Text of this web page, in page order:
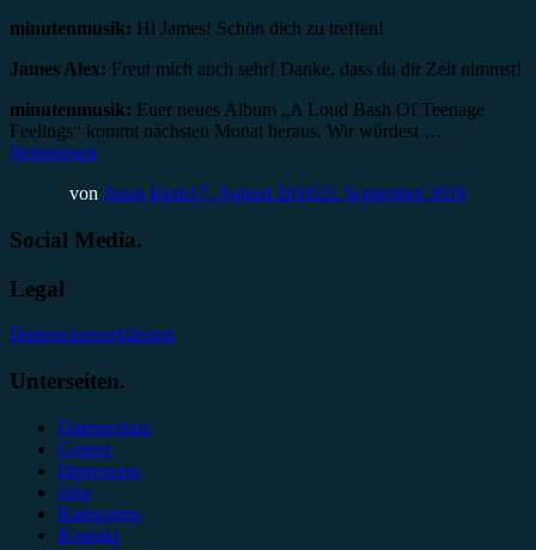
minutenmusik: Hi James! Schön dich zu treffen!
James Alex: Freut mich auch sehr! Danke, dass du dir Zeit nimmst!
minutenmusik: Euer neues Album „A Loud Bash Of Teenage
Feelings“ kommt nächsten Monat heraus. Wir würdest …
Weiterlesen
von Jonas Horn17. August 201623. September 2018
Social Media.
Legal
Datenschutzerklärung
Unterseiten.
Datenschutz
Genres
Impressum
Jobs
Kategorien
Kontakt